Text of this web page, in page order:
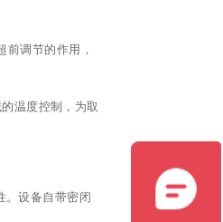
调节的作用，
温度控制，为取
。设备自带密闭